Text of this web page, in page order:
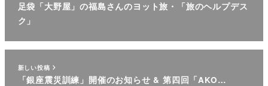
足袋「大野屋」の福島さんのヨット旅・「旅のヘルプデス
ク」
新しい投稿
「銀座震災訓練」開催のお知らせ & 第四回「AKO…